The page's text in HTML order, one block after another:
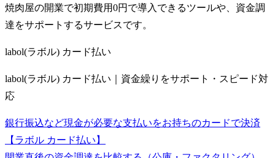
焼肉屋の開業で初期費用0円で導入できるツールや、資金調
達をサポートするサービスです。
labol(ラボル) カード払い
labol(ラボル) カード払い｜資金繰りをサポート・スピード対
応
銀行振込など現金が必要な支払いをお持ちのカードで決済
【ラボル カード払い】